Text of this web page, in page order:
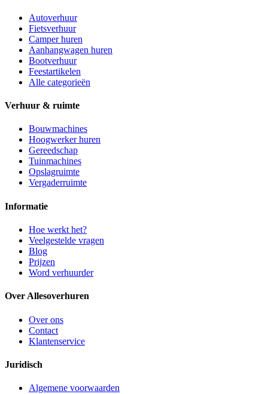
Autoverhuur
Fietsverhuur
Camper huren
Aanhangwagen huren
Bootverhuur
Feestartikelen
Alle categorieën
Verhuur & ruimte
Bouwmachines
Hoogwerker huren
Gereedschap
Tuinmachines
Opslagruimte
Vergaderruimte
Informatie
Hoe werkt het?
Veelgestelde vragen
Blog
Prijzen
Word verhuurder
Over Allesoverhuren
Over ons
Contact
Klantenservice
Juridisch
Algemene voorwaarden